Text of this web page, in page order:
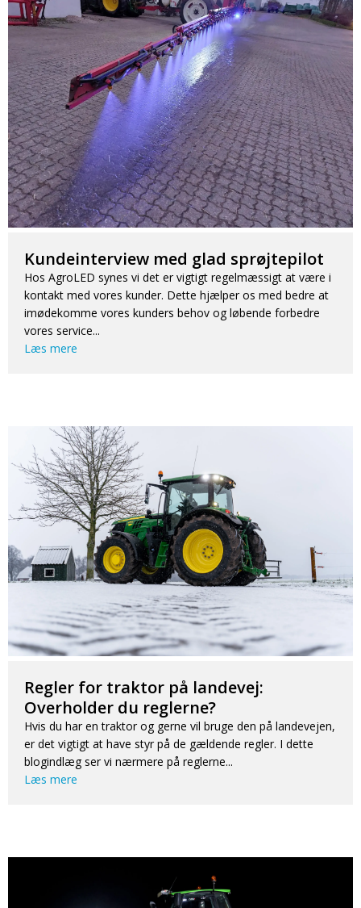
Kundeinterview med glad sprøjtepilot
Hos AgroLED synes vi det er vigtigt regelmæssigt at være i
kontakt med vores kunder. Dette hjælper os med bedre at
imødekomme vores kunders behov og løbende forbedre
vores service...
Læs mere
Regler for traktor på landevej:
Overholder du reglerne?
Hvis du har en traktor og gerne vil bruge den på landevejen,
er det vigtigt at have styr på de gældende regler. I dette
blogindlæg ser vi nærmere på reglerne...
Læs mere